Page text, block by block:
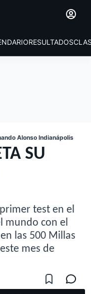
RESULTADOS
Alonso Indianápolis
SU
test en el
mundo con el
las 500 Millas
mes de